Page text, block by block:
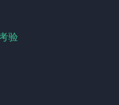
验